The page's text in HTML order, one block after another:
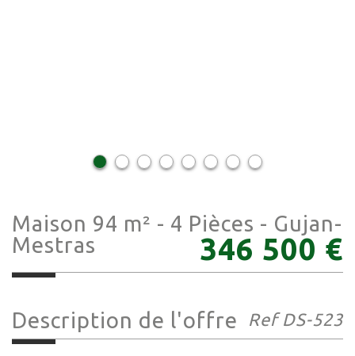
Maison 94 m² - 4 Pièces - Gujan-
Mestras
346 500 €
Description de l'offre Ref DS-523